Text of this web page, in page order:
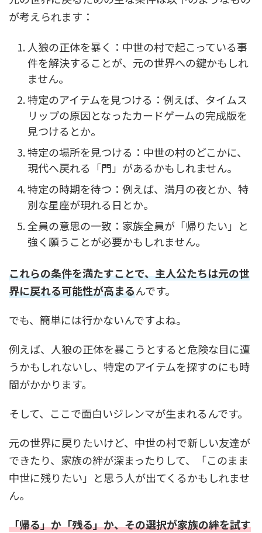
が考えられます：
人狼の正体を暴く：中世の村で起こっている事
件を解決することが、元の世界への鍵かもしれ
ません。
特定のアイテムを見つける：例えば、タイムス
リップの原因となったカードゲームの完成版を
見つけるとか。
特定の場所を見つける：中世の村のどこかに、
現代へ戻れる「門」があるかもしれません。
特定の時期を待つ：例えば、満月の夜とか、特
別な星座が現れる日とか。
全員の意思の一致：家族全員が「帰りたい」と
強く願うことが必要かもしれません。
これらの条件を満たすことで、主人公たちは元の世
界に戻れる可能性が高まるんです。
でも、簡単には行かないんですよね。
例えば、人狼の正体を暴こうとすると危険な目に遭
うかもしれないし、特定のアイテムを探すのにも時
間がかかります。
そして、ここで面白いジレンマが生まれるんです。
元の世界に戻りたいけど、中世の村で新しい友達が
できたり、家族の絆が深まったりして、「このまま
中世に残りたい」と思う人が出てくるかもしれませ
ん。
「帰る」か「残る」か、その選択が家族の絆を試す